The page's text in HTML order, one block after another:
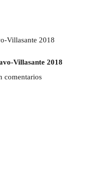
Villasante 2018
Villasante 2018
comentarios